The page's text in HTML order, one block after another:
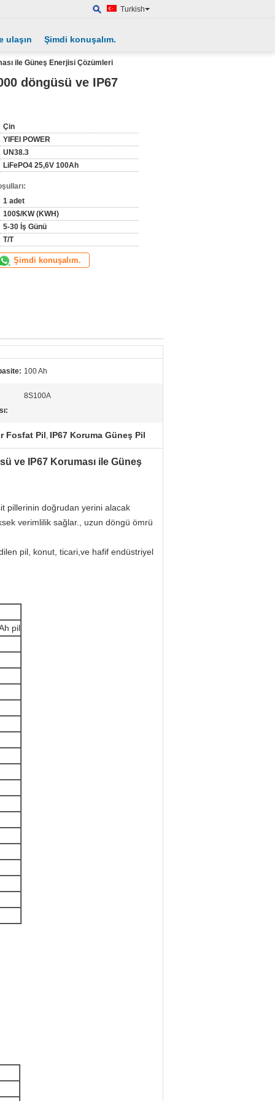
Turkish
ulaşın Şimdi konuşalım.
ile Güneş Enerjisi Çözümleri
döngüsü ve IP67
Çin
YIFEI POWER
UN38.3
LiFePO4 25,6V 100Ah
1 adet
100$/KW (KWH)
5-30 İş Günü
T/T
Şimdi konuşalım.
100 Ah
8S100A
Fosfat Pil, IP67 Koruma Güneş Pil
ve IP67 Koruması ile Güneş
pillerinin doğrudan yerini alacak
verimlilik sağlar., uzun döngü ömrü
pil, konut, ticari,ve hafif endüstriyel
pil